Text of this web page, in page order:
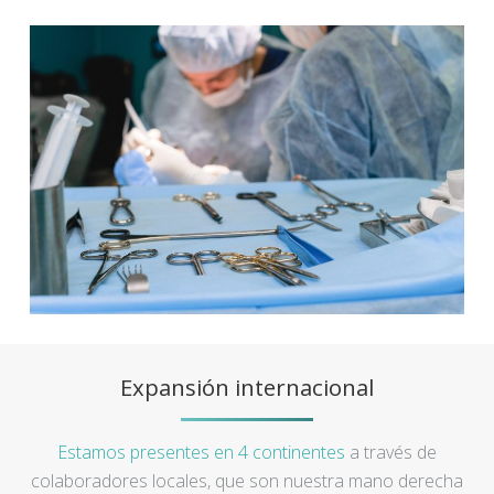
Expansión internacional
Estamos presentes en 4 continentes a través de
colaboradores locales, que son nuestra mano derecha